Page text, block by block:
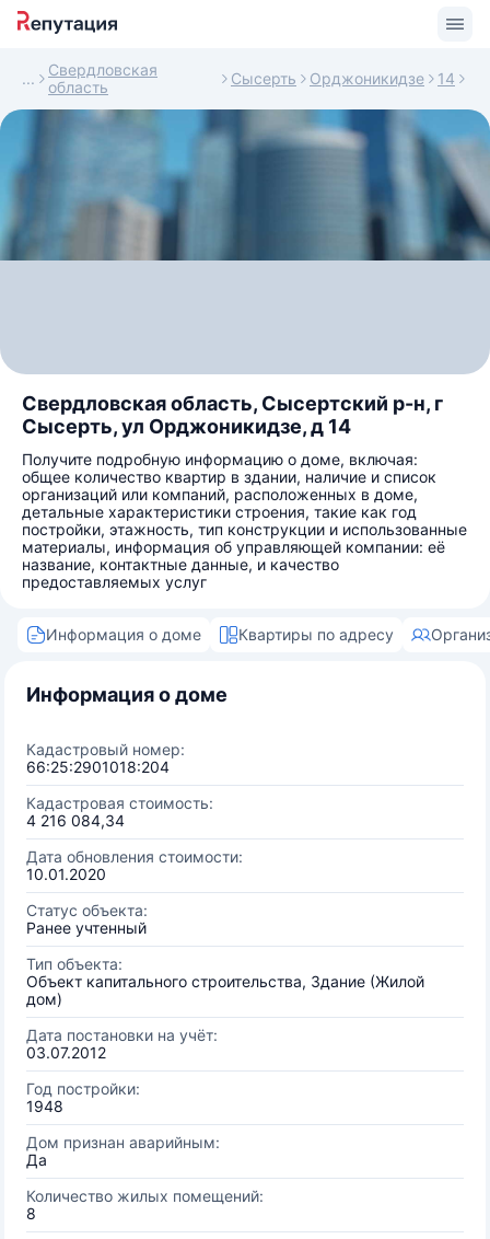
Свердловская
область
Сысерть Орджоникидзе 14
Свердловская область, Сысертский р-н, г
Сысерть, ул Орджоникидзе, д 14
Получите подробную информацию о доме, включая:
общее количество квартир в здании, наличие и список
организаций или компаний, расположенных в доме,
детальные характеристики строения, такие как год
постройки, этажность, тип конструкции и использованные
материалы, информация об управляющей компании: её
название, контактные данные, и качество
предоставляемых услуг
Информация о доме Квартиры по адресу
Информация о доме
Кадастровый номер:
66:25:2901018:204
Кадастровая стоимость:
4 216 084,34
Дата обновления стоимости:
10.01.2020
Статус объекта:
Ранее учтенный
Тип объекта:
Объект капитального строительства, Здание (Жилой
дом)
Дата постановки на учёт:
03.07.2012
Год постройки:
1948
Дом признан аварийным:
Да
Количество жилых помещений:
8